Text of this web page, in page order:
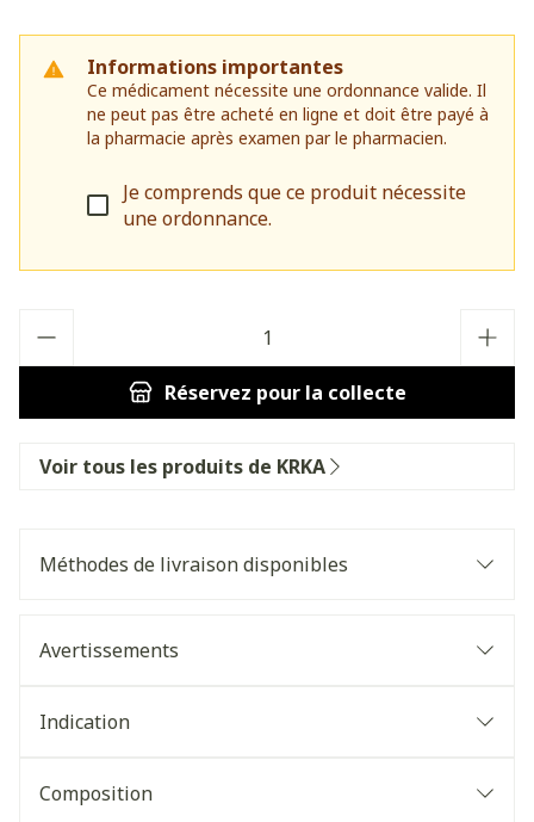
Informations importantes
Ce médicament nécessite une ordonnance valide. Il
ne peut pas être acheté en ligne et doit être payé à
la pharmacie après examen par le pharmacien.
Je comprends que ce produit nécessite
une ordonnance.
Réservez pour la collecte
Voir tous les produits de KRKA
Méthodes de livraison disponibles
Avertissements
Indication
Composition